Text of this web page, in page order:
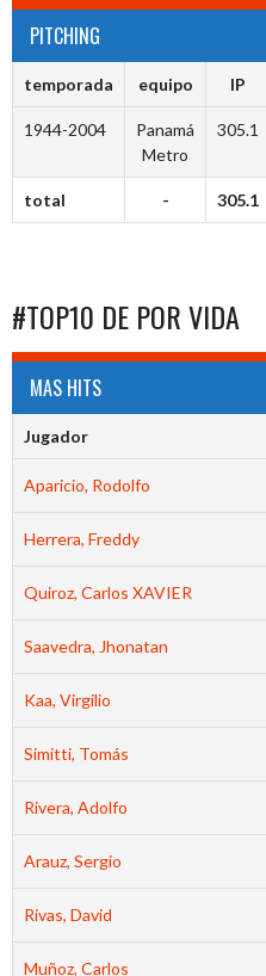
PITCHING
temporada equipo IP
1944-2004
Panamá
Metro
305.1
total - 305.1
#TOP10 DE POR VIDA
MAS HITS
Jugador
Aparicio, Rodolfo
Herrera, Freddy
Quiroz, Carlos XAVIER
Saavedra, Jhonatan
Kaa, Virgilio
Simitti, Tomás
Rivera, Adolfo
Arauz, Sergio
Rivas, David
Muñoz, Carlos